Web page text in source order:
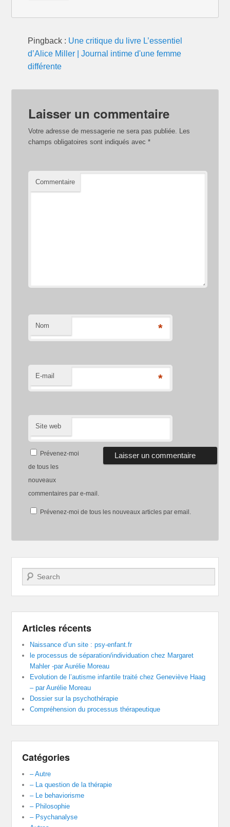
Pingback : Une critique du livre L’essentiel
d’Alice Miller | Journal intime d'une femme
différente
Laisser un commentaire
Votre adresse de messagerie ne sera pas publiée. Les
champs obligatoires sont indiqués avec*
Commentaire
Nom *
E-mail *
Site web
Prévenez-moi
de tous les
nouveaux
commentaires par e-mail.
Prévenez-moi de tous les nouveaux articles par email.
Recherche
Articles récents
Naissance d’un site : psy-enfant.fr
le processus de séparation/individuation chez Margaret
Mahler -par Aurélie Moreau
Evolution de l’autisme infantile traité chez Geneviève Haag
– par Aurélie Moreau
Dossier sur la psychothérapie
Compréhension du processus thérapeutique
Catégories
– Autre
– La question de la thérapie
– Le behaviorisme
– Philosophie
– Psychanalyse